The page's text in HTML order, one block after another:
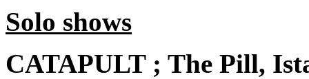
Solo shows
CATAPULT ; The Pill,